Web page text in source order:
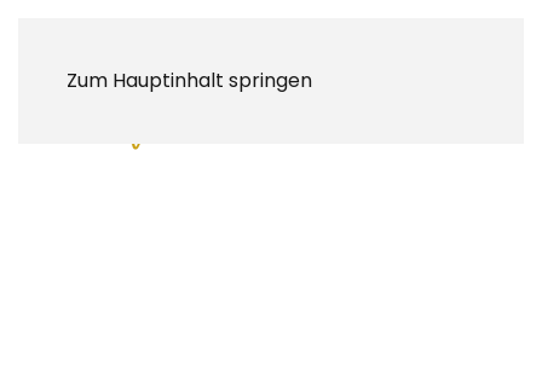
Zum Hauptinhalt springen